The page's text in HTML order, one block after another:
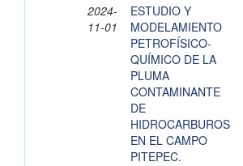
2024-
11-01
ESTUDIO Y
MODELAMIENTO
PETROFÍSICO-
QUÍMICO DE LA
PLUMA
CONTAMINANTE
DE
HIDROCARBUROS
EN EL CAMPO
PITEPEC.